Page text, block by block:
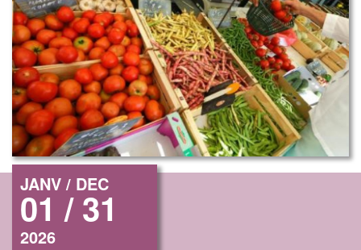
JANV / DEC
01 / 31
2026